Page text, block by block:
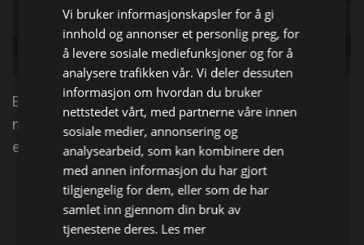
Vet Life, The
Not So Easy Riders
Dokumentar
Et helseproblem gjør at Dr. Blue ikke kan kjøre
motorsykkel med broren likevel. Dr. Ross behandler
en søt skjeggagam som legger dårlige egg.
Vi bruker informasjonskapsler for å gi
innhold og annonser et personlig preg, for
å levere sosiale mediefunksjoner og for å
analysere trafikken vår. Vi deler dessuten
informasjon om hvordan du bruker
nettstedet vårt, med partnerne våre innen
sosiale medier, annonsering og
analysearbeid, som kan kombinere den
med annen informasjon du har gjort
tilgjengelig for dem, eller som de har
samlet inn gjennom din bruk av
tjenestene deres. Les mer